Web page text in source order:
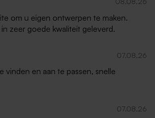
om u eigen ontwerpen te maken.
zeer goede kwaliteit geleverd.
07.08.26
vinden en aan te passen, snelle
07.08.26